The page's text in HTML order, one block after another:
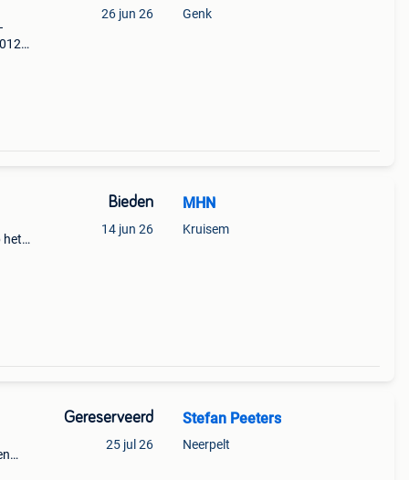
26 jun 26 Genk
het
Bieden
14 jun 26
MHN
Kruisem
Gereserveerd
25 jul 26
Stefan Peeters
Neerpelt